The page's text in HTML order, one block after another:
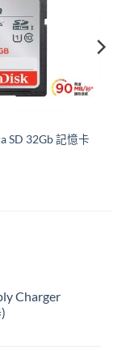
SD 32Gb 記憶卡
Charger